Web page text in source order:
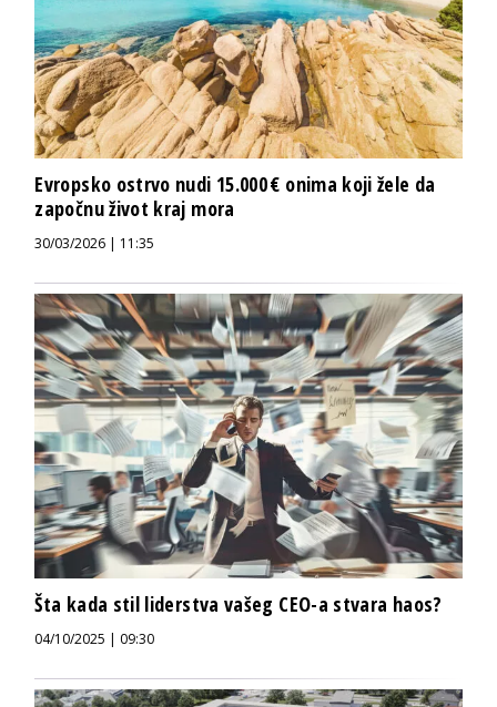
Evropsko ostrvo nudi 15.000 € onima koji žele da
započnu život kraj mora
30/03/2026 | 11:35
Šta kada stil liderstva vašeg CEO-a stvara haos?
04/10/2025 | 09:30